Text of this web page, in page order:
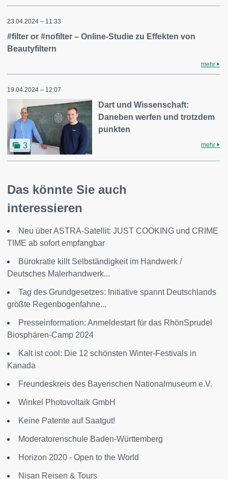
23.04.2024 – 11:33
#filter or #nofilter – Online-Studie zu Effekten von
Beautyfiltern
mehr
19.04.2024 – 12:07
3
Dart und Wissenschaft:
Daneben werfen und trotzdem
punkten
mehr
Das könnte Sie auch
interessieren
Neu über ASTRA-Satellit: JUST COOKING und CRIME
TIME ab sofort empfangbar
Bürokratie killt Selbständigkeit im Handwerk /
Deutsches Malerhandwerk...
Tag des Grundgesetzes: Initiative spannt Deutschlands
größte Regenbogenfahne...
Presseinformation: Anmeldestart für das RhönSprudel
Biosphären-Camp 2024
Kalt ist cool: Die 12 schönsten Winter-Festivals in
Kanada
Freundeskreis des Bayerischen Nationalmuseum e.V.
Winkel Photovoltaik GmbH
Keine Patente auf Saatgut!
Moderatorenschule Baden-Württemberg
Horizon 2020 - Open to the World
Nisan Reisen & Tours